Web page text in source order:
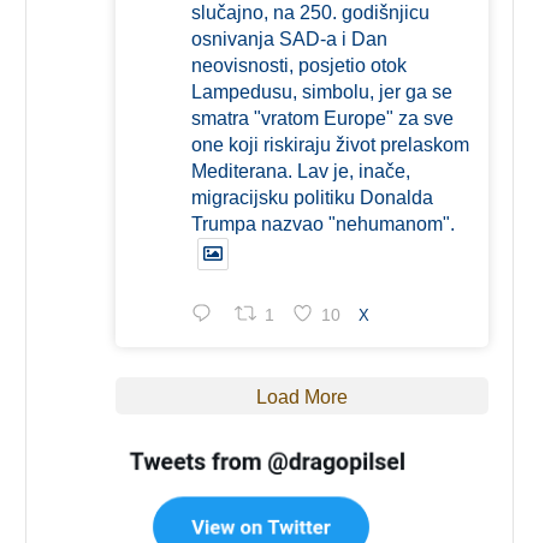
slučajno, na 250. godišnjicu
osnivanja SAD-a i Dan
neovisnosti, posjetio otok
Lampedusu, simbolu, jer ga se
smatra "vratom Europe" za sve
one koji riskiraju život prelaskom
Mediterana. Lav je, inače,
migracijsku politiku Donalda
Trumpa nazvao "nehumanom".
1 10 X
Load More